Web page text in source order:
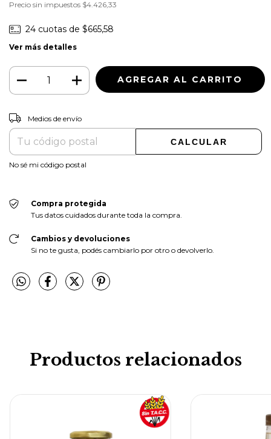
Precio sin impuestos $4.426,33
24 cuotas de $665,58
Ver más detalles
Entregas para el CP:
Medios de envío
CALCULAR
No sé mi código postal
Compra protegida
Tus datos cuidados durante toda la compra.
Cambios y devoluciones
Si no te gusta, podés cambiarlo por otro o devolverlo.
Productos relacionados